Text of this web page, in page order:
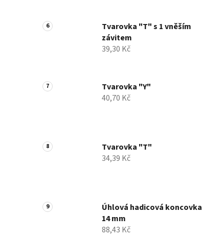
Tvarovka "T" s 1 vněším
závitem
39,30 Kč
Tvarovka "Y"
40,70 Kč
Tvarovka "T"
34,39 Kč
Úhlová hadicová koncovka
14 mm
88,43 Kč